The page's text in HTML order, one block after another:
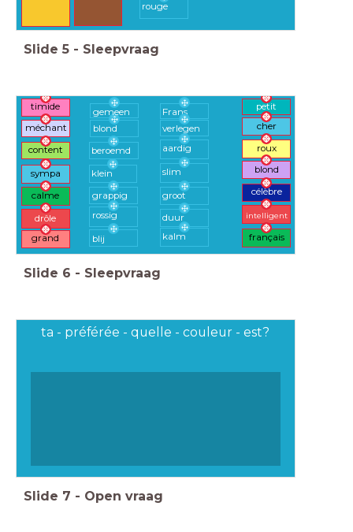
rouge
Slide 5 - Sleepvraag
timide
méchant
content
sympa
calme
drôle
grand
petit
cher
roux
blond
célèbre
intelligent
français
blond
beroemd
grappig
klein
rossig
gemeen
blij
Frans
verlegen
aardig
slim
groot
duur
kalm
Slide 6 - Sleepvraag
ta - préférée - quelle - couleur - est?
Slide 7 - Open vraag